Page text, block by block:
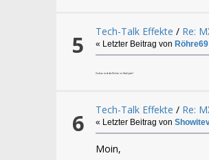
5 Tech-Talk Effekte / Re:
« Letzter Beitrag von Röhre69
Und wo sind die Röhren im Schaltplan?
6 Tech-Talk Effekte / Re:
« Letzter Beitrag von
Moin,